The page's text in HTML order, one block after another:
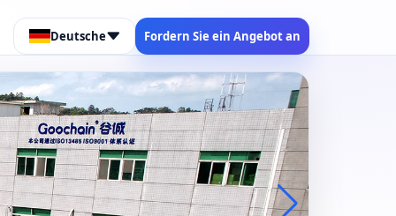
Deutsche Fordern Sie ein Angebot an